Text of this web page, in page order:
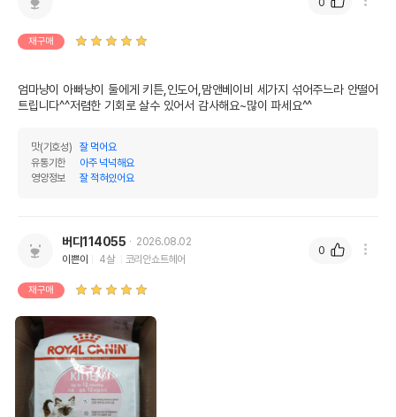
재구매
엄마냥이 아빠냥이 둘에게 키튼,인도어,맘앤베이비 세가지 섞어주느라 안떨어
트립니다^^저렴한 기회로 살수 있어서 감사해요~많이 파세요^^
맛(기호성)
잘 먹어요
유통기한
아주 넉넉해요
영양정보
잘 적혀있어요
버디114055
2026.08.02
이쁜이
4살 코리안쇼트헤어
재구매
0